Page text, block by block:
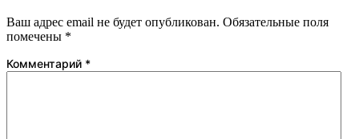
Ваш адрес email не будет опубликован. Обязательные поля
помечены *
Комментарий *